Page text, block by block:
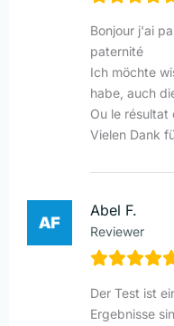
Bonjour j'ai
paternité
Ich möchte
habe, auch
Ou le
Vielen Dank
Abel F.
Reviewer
Der Test ist
Ergebnisse